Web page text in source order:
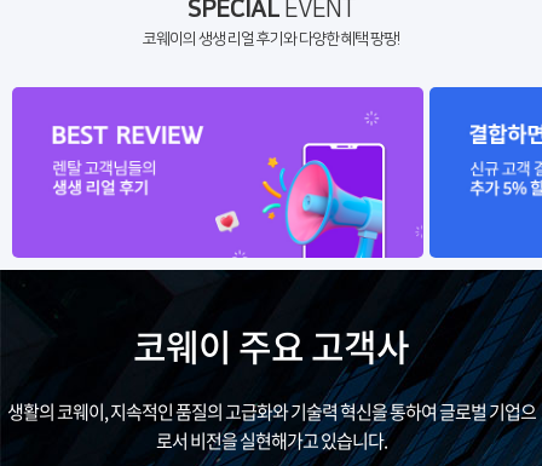
SPECIALEVENT
코웨이의 생생 리얼 후기와 다양한 혜택 팡팡!
코웨이 주요 고객사
생활의 코웨이, 지속적인 품질의 고급화와 기술력 혁신을 통하여 글로벌 기업으
로서 비전을 실현해가고 있습니다.